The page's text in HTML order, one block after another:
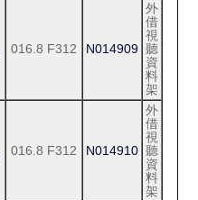
016.8 F312 N014909
外
借
視
聽
資
料
架
016.8 F312 N014910
外
借
視
聽
資
料
架